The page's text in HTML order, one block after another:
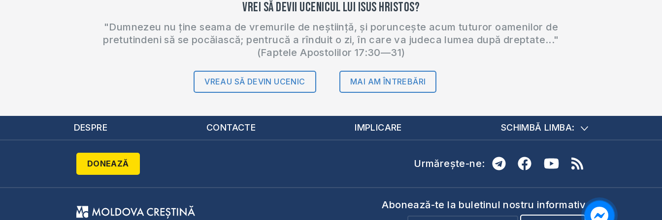
Vrei să devii ucenicul lui Isus Hristos?
"Dumnezeu nu ține seama de vremurile de neștiință, și poruncește acum tuturor oamenilor de
pretutindeni să se pocăiască; pentrucă a rînduit o zi, în care va judeca lumea după dreptate..."
(Faptele Apostolilor 17:30—31)
VREAU SĂ DEVIN UCENIC MAI AM ÎNTREBĂRI
DESPRE CONTACTE IMPLICARE SCHIMBĂ LIMBA:
DONEAZĂ Urmărește-ne:
Abonează-te la buletinul nostru informativ